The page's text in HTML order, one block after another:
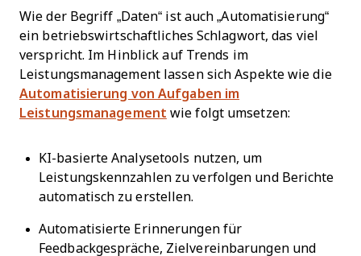
Wie der Begriff „Daten“ ist auch „Automatisierung“
ein betriebswirtschaftliches Schlagwort, das viel
verspricht. Im Hinblick auf Trends im
Leistungsmanagement lassen sich Aspekte wie die
Automatisierung von Aufgaben im
Leistungsmanagement wie folgt umsetzen:
KI-basierte Analysetools nutzen, um
Leistungskennzahlen zu verfolgen und Berichte
automatisch zu erstellen.
Automatisierte Erinnerungen für
Feedbackgespräche, Zielvereinbarungen und